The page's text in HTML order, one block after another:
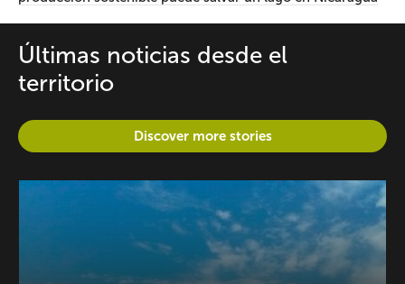
Últimas noticias desde el
territorio
Discover more stories